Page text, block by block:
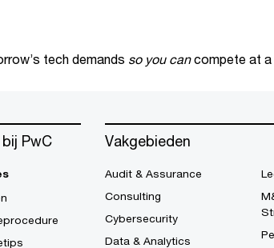
tech demands so you can compete at a
PwC Vakgebieden
Audit & Assurance
Consulting
Cybersecurity
Data & Analytics